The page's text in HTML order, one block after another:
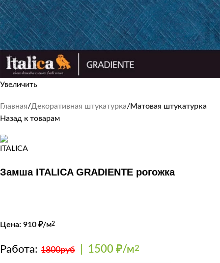
Увеличить
Главная Декоративная штукатурка
Матовая штукатурка
Назад к товарам
Замша ITALICA GRADIENTE рогожка
Цена: 910 ₽/м2
Работа: 1800руб 1500 ₽/м2